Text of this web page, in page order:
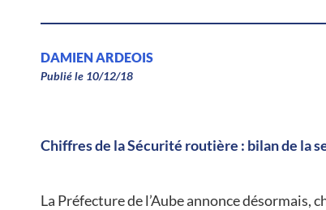
DAMIEN ARDEOIS
Publié le 10/12/18
Chiffres de la Sécurité routière : bilan de la
La Préfecture de l’Aube annonce désormais,